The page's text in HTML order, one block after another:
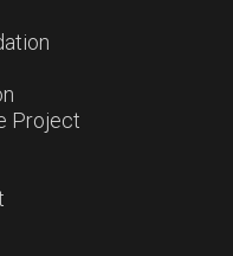
Project